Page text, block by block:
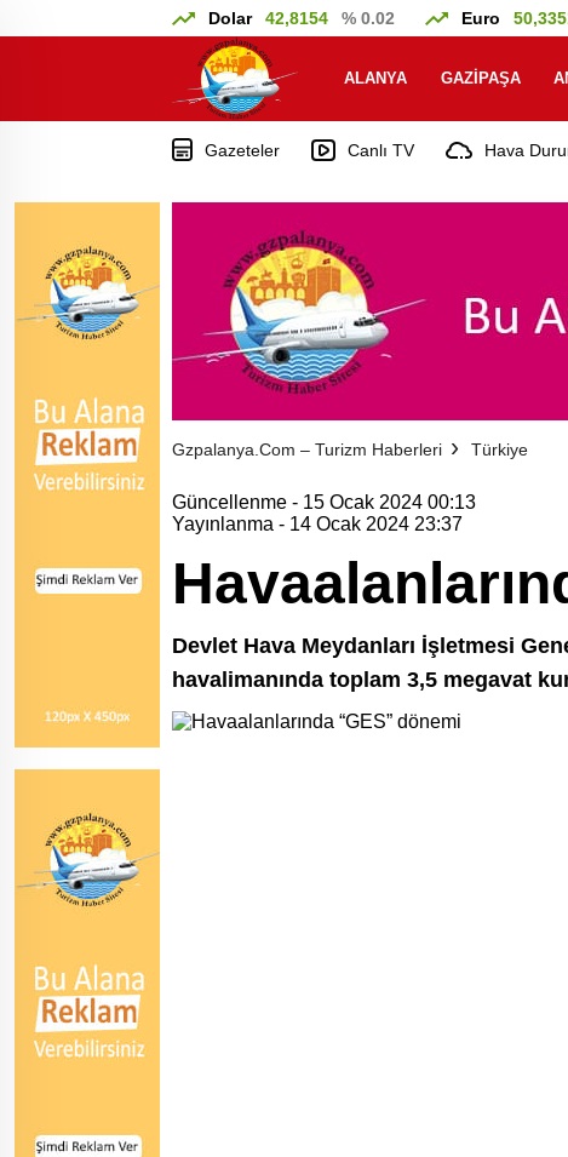
Dolar 42,8154 % 0.02 Euro
ALANYA GAZIPAŞA
Gazeteler Canlı TV Hava
Gzpalanya.com – Turizm Haberleri Türkiye
Güncellenme - 15 Ocak 2024 00:13
Yayınlanma - 14 Ocak 2024 23:37
Devlet Hava Meydanları İşletmesi
havalimanında toplam 3,5 megavat